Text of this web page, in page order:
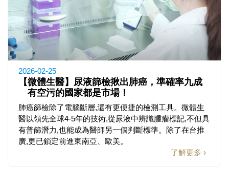
2026-02-25
【微體生醫】尿液篩檢揪出肺癌，準確率九成
有空污的國家都是市場！
肺癌篩檢除了電腦斷層,還有更便捷的檢測工具。微體生
醫以領先全球4-5年的技術,從尿液中辨識腫瘤標記,不但具
有普篩潛力,也能成為醫師另一個判斷標準。除了在台推
廣,更已鎖定前進東南亞、歐美。
了解更多 ›